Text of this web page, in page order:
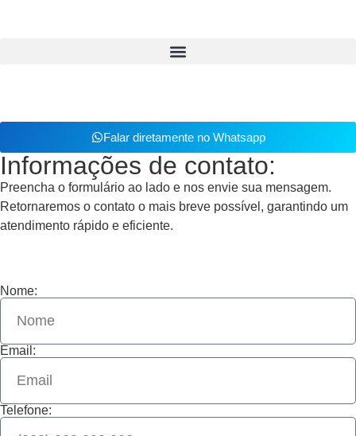
Falar diretamente no Whatsapp
Informações de contato:
Preencha o formulário ao lado e nos envie sua mensagem.
Retornaremos o contato o mais breve possível, garantindo um
atendimento rápido e eficiente.
Nome:
Email:
Telefone: